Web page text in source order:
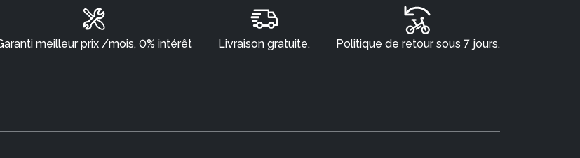
meilleur prix /mois, 0% intérêt Livraison gratuite. Politique de retour sous 7 jours.